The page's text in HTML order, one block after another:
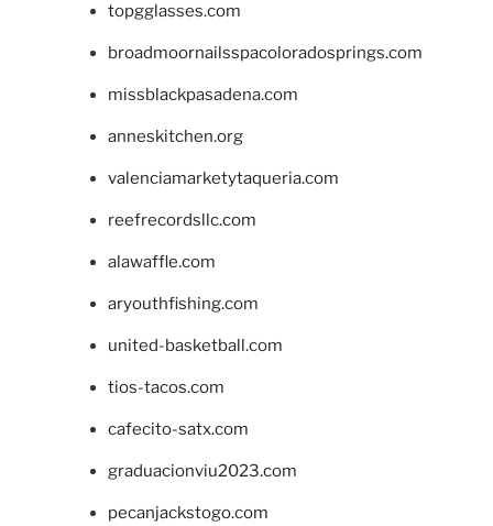
topgglasses.com
broadmoornailsspacoloradosprings.com
missblackpasadena.com
anneskitchen.org
valenciamarketytaqueria.com
reefrecordsllc.com
alawaffle.com
aryouthfishing.com
united-basketball.com
tios-tacos.com
cafecito-satx.com
graduacionviu2023.com
pecanjackstogo.com